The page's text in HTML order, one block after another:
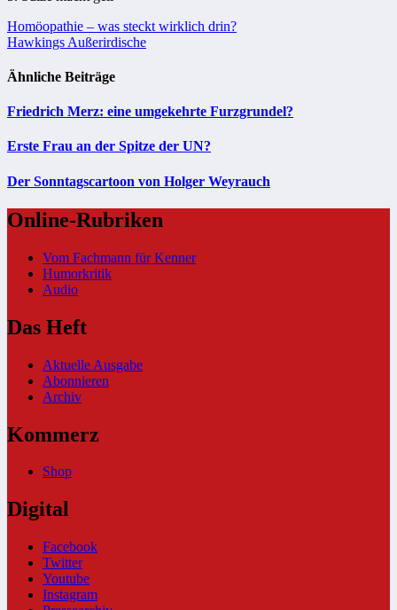
Beitragsnavigation
Homöopathie – was steckt wirklich drin?
Hawkings Außerirdische
Ähnliche Beiträge
Friedrich Merz: eine umgekehrte Furzgrundel?
Erste Frau an der Spitze der UN?
Der Sonntagscartoon von Holger Weyrauch
Online-Rubriken
Vom Fachmann für Kenner
Humorkritik
Audio
Das Heft
Aktuelle Ausgabe
Abonnieren
Archiv
Kommerz
Shop
Digital
Facebook
Twitter
Youtube
Instagram